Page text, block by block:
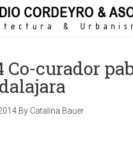
Co-curador
By Catalina Bauer